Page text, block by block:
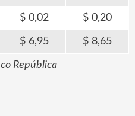
0,02 0,20
6,95 8,65
República